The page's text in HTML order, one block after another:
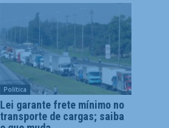
Política
Lei garante frete mínimo no
transporte de cargas; saiba